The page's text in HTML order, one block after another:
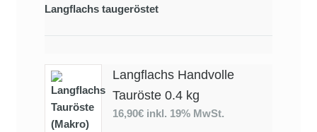
Langflachs taugeröstet
Langflachs Handvolle
Tauröste 0.4 kg
16,90€ inkl. 19% MwSt.